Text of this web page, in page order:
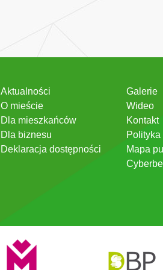
Aktualności
O mieście
Dla mieszkańców
Dla biznesu
Deklaracja dostępności
Galerie
Wideo
Kontakt
Mapa